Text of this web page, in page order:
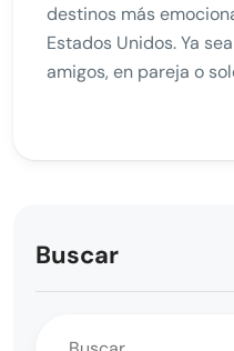
destinos más
Estados Unidos. Ya
amigos, en pareja o
Buscar